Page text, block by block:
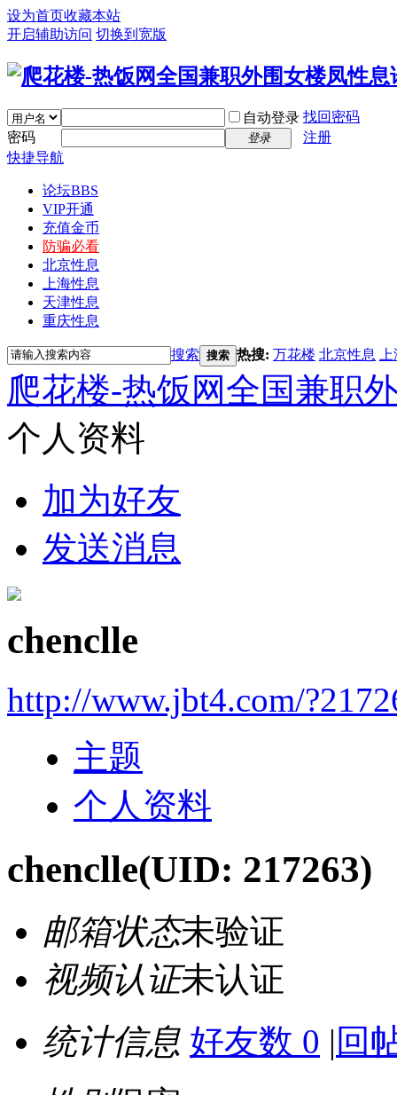
设为首页收藏本站
开启辅助访问 切换到宽版
自动登录 找回密码
密码
登录
注册
快捷导航
论坛BBS
VIP开通
充值金币
防骗必看
北京性息
上海性息
天津性息
重庆性息
搜索 搜索 热搜: 万花楼 北京性息
爬花楼-热饭网全国兼职
个人资料
加为好友
发送消息
chenclle
http://www.jbt4.com/
主题
个人资料
chenclle(UID: 217263)
邮箱状态未验证
视频认证未认证
统计信息 好友数 0 | 回